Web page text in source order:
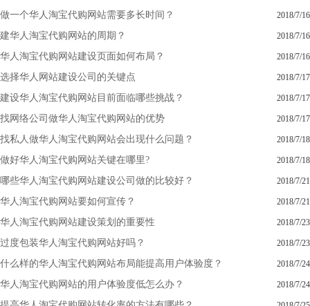
做一个华人淘宝代购网站需要多长时间？ 2018/7/16
建华人淘宝代购网站的周期？ 2018/7/16
华人淘宝代购网站建设页面如何布局？ 2018/7/16
选择华人网站建设公司的关键点 2018/7/17
建设华人淘宝代购网站目前面临哪些挑战？ 2018/7/17
找网络公司做华人淘宝代购网站的优势 2018/7/17
找私人做华人淘宝代购网站会出现什么问题？ 2018/7/18
做好华人淘宝代购网站关键在哪里? 2018/7/18
哪些华人淘宝代购网站建设公司做的比较好？ 2018/7/21
华人淘宝代购网站要如何宣传？ 2018/7/21
华人淘宝代购网站建设策划的重要性 2018/7/23
过度包装华人淘宝代购网站好吗？ 2018/7/23
什么样的华人淘宝代购网站布局能提高用户体验度？ 2018/7/24
华人淘宝代购网站的用户体验度低怎么办？ 2018/7/24